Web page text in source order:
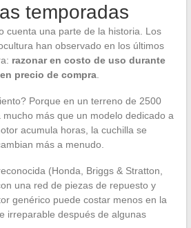
temporadas
cuenta una parte de la historia. Los
han observado en los últimos
razonar en costo de uso durante
precio de compra.
Porque en un terreno de 2500
más que un modelo dedicado a
acumula horas, la cuchilla se
más a menudo.
(Honda, Briggs & Stratton,
una red de piezas de repuesto y
genérico puede costar menos en la
irreparable después de algunas